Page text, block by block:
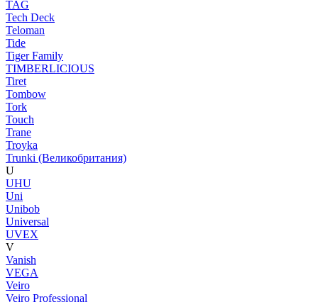
TAG
Tech Deck
Teloman
Tide
Tiger Family
TIMBERLICIOUS
Tiret
Tombow
Tork
Touch
Trane
Troyka
Trunki (Великобритания)
U
UHU
Uni
Unibob
Universal
UVEX
V
Vanish
VEGA
Veiro
Veiro Professional